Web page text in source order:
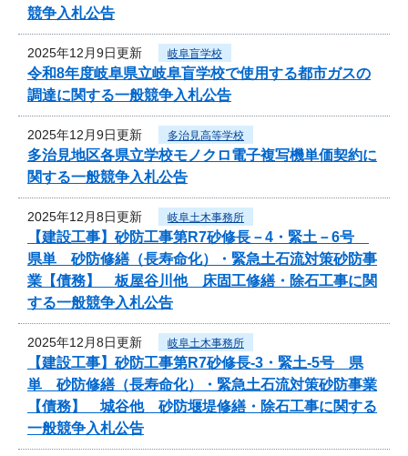
競争入札公告
2025年12月9日更新 岐阜盲学校
令和8年度岐阜県立岐阜盲学校で使用する都市ガスの
調達に関する一般競争入札公告
2025年12月9日更新 多治見高等学校
多治見地区各県立学校モノクロ電子複写機単価契約に
関する一般競争入札公告
2025年12月8日更新 岐阜土木事務所
【建設工事】砂防工事第R7砂修長－4・緊土－6号
県単 砂防修繕（長寿命化）・緊急土石流対策砂防事
業【債務】 板屋谷川他 床固工修繕・除石工事に関
する一般競争入札公告
2025年12月8日更新 岐阜土木事務所
【建設工事】砂防工事第R7砂修長-3・緊土-5号 県
単 砂防修繕（長寿命化）・緊急土石流対策砂防事業
【債務】 城谷他 砂防堰堤修繕・除石工事に関する
一般競争入札公告